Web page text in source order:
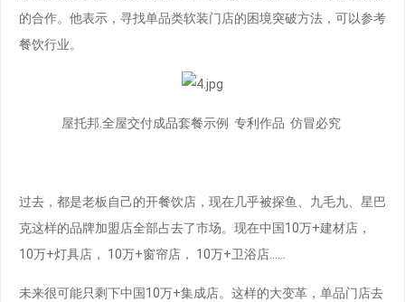
的合作。他表示，寻找单品类软装门店的困境突破方法，可以参考
餐饮行业。
屋托邦.全屋交付成品套餐示例 专利作品 仿冒必究
过去，都是老板自己的开餐饮店，现在几乎被探鱼、九毛九、星巴
克这样的品牌加盟店全部占去了市场。现在中国10万+建材店，
10万+灯具店， 10万+窗帘店， 10万+卫浴店……
未来很可能只剩下中国10万+集成店。这样的大变革，单品门店去